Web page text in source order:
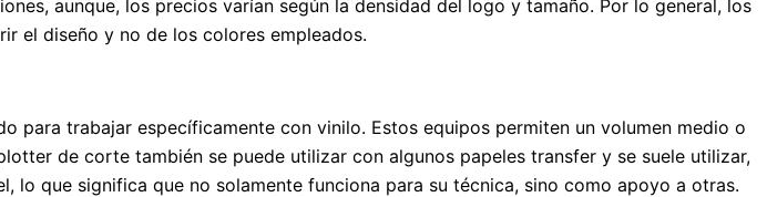
aunque, los precios varían según la densidad del logo y tamaño. Por lo general, los
el diseño y no de los colores empleados.
para trabajar específicamente con vinilo. Estos equipos permiten un volumen medio o
de corte también se puede utilizar con algunos papeles transfer y se suele utilizar,
que significa que no solamente funciona para su técnica, sino como apoyo a otras.